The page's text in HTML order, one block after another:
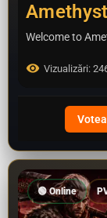
Vizualizări:
🟢 Online